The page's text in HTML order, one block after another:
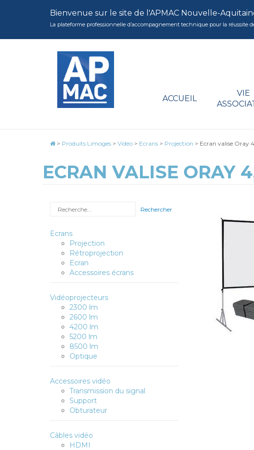
Bienvenue sur le site de l'APMAC Nouvelle-
La plateforme professionnelle d’accompagnement technique pour la réussite
ACCUEIL
VIE
> Produits Limoges > Vidéo > Ecrans > Projection > Ecran valise Oray
ECRAN VALISE ORAY
Rechercher
Ecrans
Projection
Rétroprojection
Ecran
Accessoires écrans
Vidéoprojecteurs
2300 lm
2600 lm
4200 lm
5200 lm
8500 lm
Optique
Accessoires vidéo
Transmission du signal
Support
Obturateur
Câbles vidéo
HDMI